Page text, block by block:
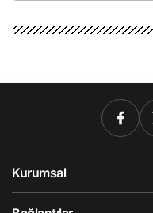
Kurumsal